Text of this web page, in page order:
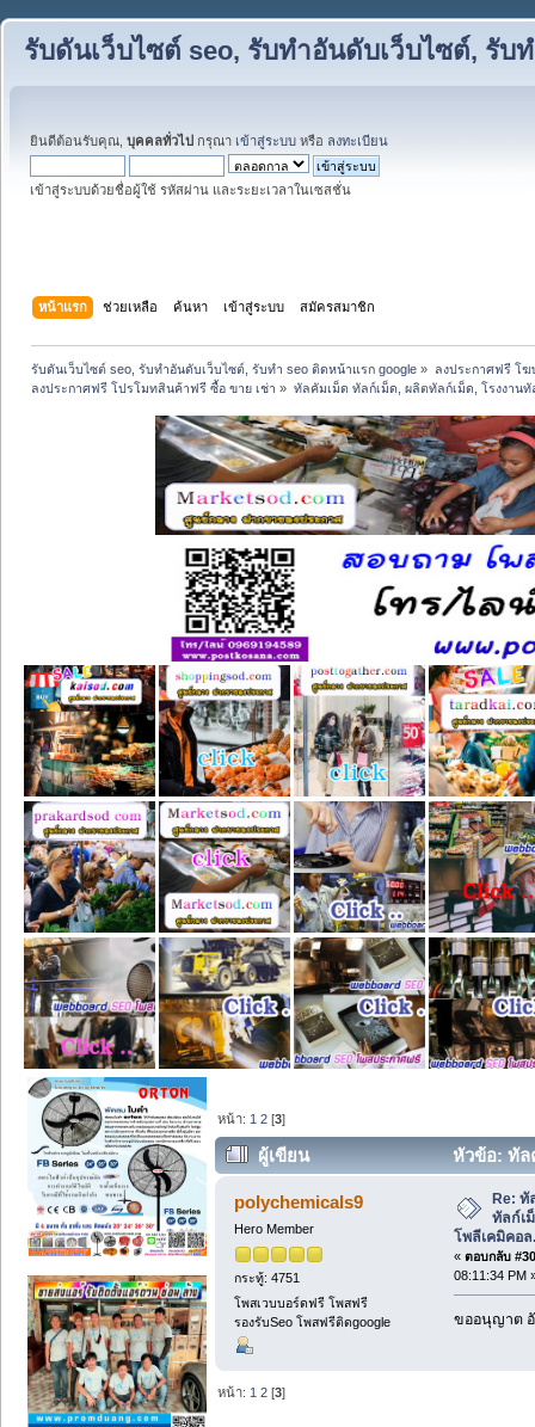
รับดันเว็บไซต์ seo, รับทำอันดับเว็บไซต์, รับ
ยินดีต้อนรับคุณ, บุคคลทั่วไป กรุณา เข้าสู่ระบบ หรือ ลงทะเบียน
เข้าสู่ระบบด้วยชื่อผู้ใช้ รหัสผ่าน และระยะเวลาในเซสชั่น
หน้าแรก ช่วยเหลือ ค้นหา เข้าสู่ระบบ สมัครสมาชิก
รับดันเว็บไซต์ seo, รับทำอันดับเว็บไซต์, รับทำ seo ติดหน้าแรก google » ลงประกาศฟรี โ
ลงประกาศฟรี โปรโมทสินค้าฟรี ซื้อ ขาย เช่า » ทัลคัมเม็ด ทัลก์เม็ด, ผลิตทัลก์เม็ด, โรงงาน
หน้า: 1 2 [3]
ผู้เขียน
หัวข้อ: ทัล
ไทยโพลีเคมิคอล. (อ่าน 2537 ครั้ง)
polychemicals9
Hero Member
กระทู้: 4751
โพสเวบบอร์ดฟรี โพสฟรี
รองรับSeo โพสฟรีติดgoogle
Re: ทั
ทัลก์เ
โพลีเคมิคอล.
« ตอบกลับ
08:11:34 PM
ขออนุญาต
หน้า:1 2 [3]